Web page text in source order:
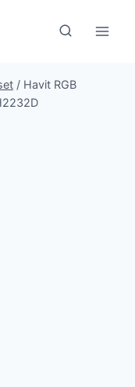
/ Havit RGB